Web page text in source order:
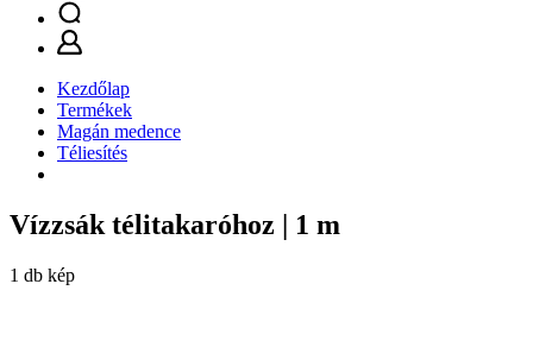
Kezdőlap
Termékek
Magán medence
Téliesítés
Vízzsák télitakaróhoz | 1 m
1 db kép